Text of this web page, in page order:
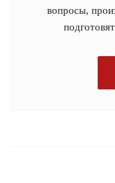
вопросы,